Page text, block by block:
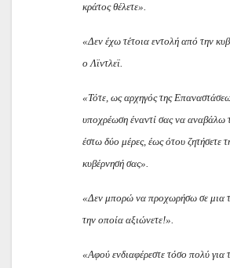
κράτος θέλετε».
«Δεν έχω τέτοια εντολή από την
ο Λϊντλεϊ.
«Τότε, ως αρχηγός της
υποχρέωση έναντί σας να αναβάλω
έστω δύο μέρες, έως ότου ζητήσετε
κυβέρνησή σας».
«Δεν μπορώ να προχωρήσω σε μια
την οποία αξιώνετε!».
«Αφού ενδιαφέρεστε τόσο πολύ για